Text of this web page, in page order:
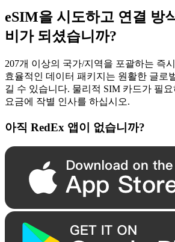
eSIM을 시도하고 연결 방
비가 되셨습니까?
207개 이상의 국가/지역을 포괄하는 즉
효율적인 데이터 패키지는 원활한 글로
길 수 있습니다. 물리적 SIM 카드가 필
요금에 작별 인사를 하십시오.
아직 RedEx 앱이 없습니까?